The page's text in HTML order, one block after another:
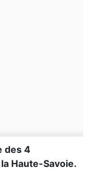
des 4
Haute-Savoie.